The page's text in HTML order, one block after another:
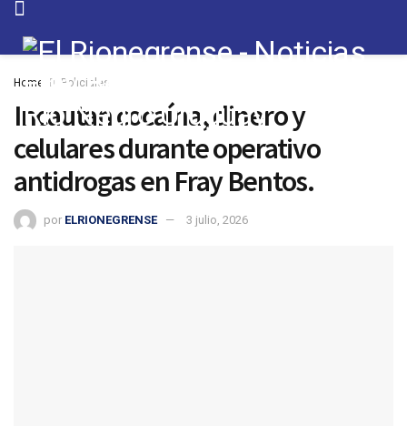
Home Policiales
Incautan cocaína, dinero y
celulares durante operativo
antidrogas en Fray Bentos.
por ELRIONEGRENSE 3 julio, 2026